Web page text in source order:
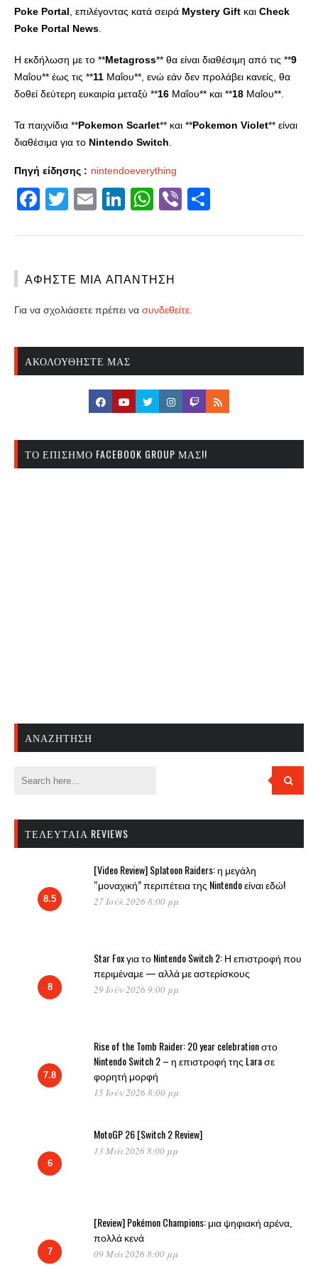
Poke Portal , επιλέγοντας κατά σειρά Mystery Gift και Check
Poke Portal News
Η εκδήλωση με το **Metagross** θα είναι διαθέσιμη από τις **9
Μαΐου** έως τις **11 Μαΐου**, ενώ εάν δεν προλάβει κανείς, θα
δοθεί δεύτερη ευκαιρία μεταξύ **16 Μαΐου** και **18 Μαΐου**.
Τα παιχνίδια **Pokemon Scarlet** και **Pokemon Violet** είναι
διαθέσιμα για το Nintendo Switch
Πηγή είδησης : nintendoeverything
Facebook
Twitter
EmailLinkedIn
WhatsApp
Viber
ΑΦΉΣΤΕ ΜΙΑ ΑΠΆΝΤΗΣΗ
Για να σχολιάσετε πρέπει να συνδεθείτε
ΑΚΟΛΟΥΘΉΣΤΕ ΜΑΣ
ΤΟ ΕΠΊΣΗΜΟ FACEBOOK GROUP ΜΑΣ!!
ΑΝΑΖΉΤΗΣΗ
ΤΕΛΕΥΤΑΊΑ REVIEWS
8.5
[Video Review] Splatoon Raiders: η μεγάλη
“μοναχική” περιπέτεια της Nintendo είναι εδώ!
27 Ιούλ 2026 8:00 μμ
8
Star Fox για το Nintendo Switch 2: Η επιστροφή που
περιμέναμε — αλλά με αστερίσκους
29 Ιούν 2026 9:00 μμ
7.8
Rise of the Tomb Raider: 20 year celebration στο
Nintendo Switch 2 – η επιστροφή της Lara σε
φορητή μορφή
15 Ιούν 2026 8:00 μμ
6
MotoGP 26 [Switch 2 Review]
13 Μάι 2026 8:00 μμ
7
[Review] Pokémon Champions: μια ψηφιακή αρένα,
πολλά κενά
09 Μάι 2026 8:00 μμ